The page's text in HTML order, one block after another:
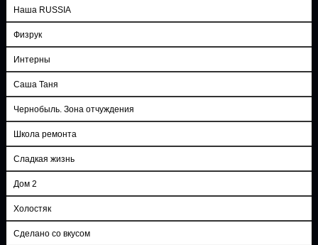
Наша RUSSIA
Физрук
Интерны
Саша Таня
Чернобыль. Зона отчуждения
Школа ремонта
Сладкая жизнь
Дом 2
Холостяк
Сделано со вкусом